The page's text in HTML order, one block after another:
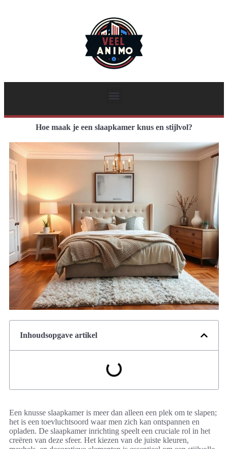
Hoe maak je een slaapkamer knus en stijlvol?
Inhoudsopgave artikel
Een knusse slaapkamer is meer dan alleen een plek om te slapen;
het is een toevluchtsoord waar men zich kan ontspannen en
opladen. De slaapkamer inrichting speelt een cruciale rol in het
creëren van deze sfeer. Het kiezen van de juiste kleuren,